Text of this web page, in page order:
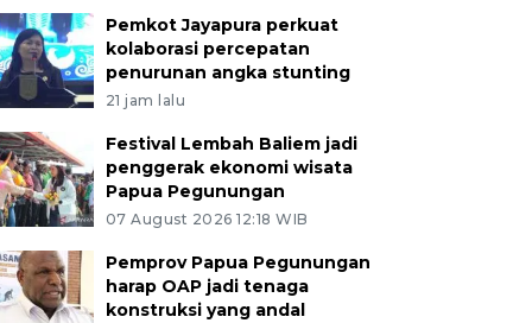
Pemkot Jayapura perkuat
kolaborasi percepatan
penurunan angka stunting
21 jam lalu
Festival Lembah Baliem jadi
penggerak ekonomi wisata
Papua Pegunungan
07 August 2026 12:18 WIB
Pemprov Papua Pegunungan
harap OAP jadi tenaga
konstruksi yang andal